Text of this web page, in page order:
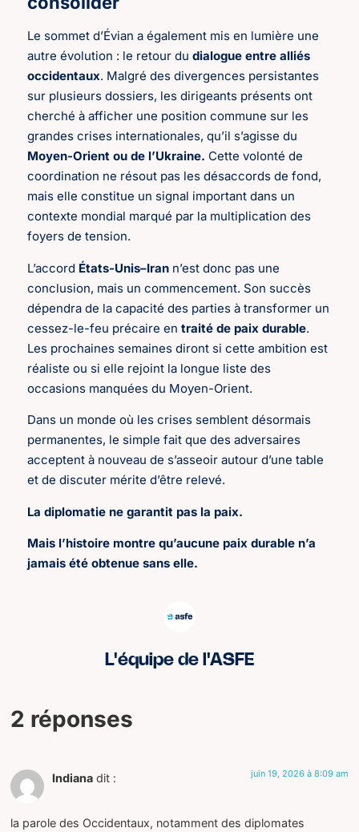
Le sommet d’Évian a également mis en lumière une
autre évolution : le retour dudialogue entre alliés
occidentaux. Malgré des divergences persistantes
sur plusieurs dossiers, les dirigeants présents ont
cherché à afficher une position commune sur les
grandes crises internationales, qu’il s’agisse du
Moyen-Orient ou de l’Ukraine. Cette volonté de
coordination ne résout pas les désaccords de fond,
mais elle constitue un signal important dans un
contexte mondial marqué par la multiplication des
foyers de tension.
L’accord États-Unis–Iran n’est donc pas une
conclusion, mais un commencement. Son succès
dépendra de la capacité des parties à transformer un
cessez-le-feu précaire entraité de paix durable.
Les prochaines semaines diront si cette ambition est
réaliste ou si elle rejoint la longue liste des
occasions manquées du Moyen-Orient.
Dans un monde où les crises semblent désormais
permanentes, le simple fait que des adversaires
acceptent à nouveau de s’asseoir autour d’une table
et de discuter mérite d’être relevé.
La diplomatie ne garantit pas la paix.
Mais l’histoire montre qu’aucune paix durable n’a
jamais été obtenue sans elle.
L'équipe de l'ASFE
2 réponses
Indiana dit : juin 19, 2026 à 8:09 am
la parole des Occidentaux, notamment des diplomates